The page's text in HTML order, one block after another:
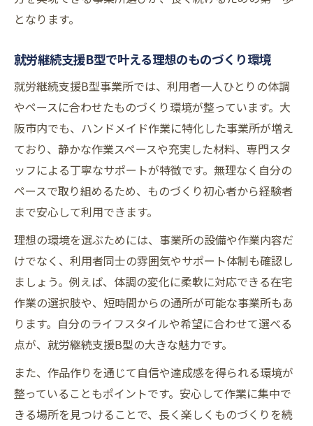
となります。
就労継続支援B型で叶える理想のものづくり環境
就労継続支援B型事業所では、利用者一人ひとりの体調
やペースに合わせたものづくり環境が整っています。大
阪市内でも、ハンドメイド作業に特化した事業所が増え
ており、静かな作業スペースや充実した材料、専門スタ
ッフによる丁寧なサポートが特徴です。無理なく自分の
ペースで取り組めるため、ものづくり初心者から経験者
まで安心して利用できます。
理想の環境を選ぶためには、事業所の設備や作業内容だ
けでなく、利用者同士の雰囲気やサポート体制も確認し
ましょう。例えば、体調の変化に柔軟に対応できる在宅
作業の選択肢や、短時間からの通所が可能な事業所もあ
ります。自分のライフスタイルや希望に合わせて選べる
点が、就労継続支援B型の大きな魅力です。
また、作品作りを通じて自信や達成感を得られる環境が
整っていることもポイントです。安心して作業に集中で
きる場所を見つけることで、長く楽しくものづくりを続